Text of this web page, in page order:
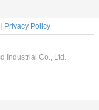
Privacy Policy
Industrial Co., Ltd.